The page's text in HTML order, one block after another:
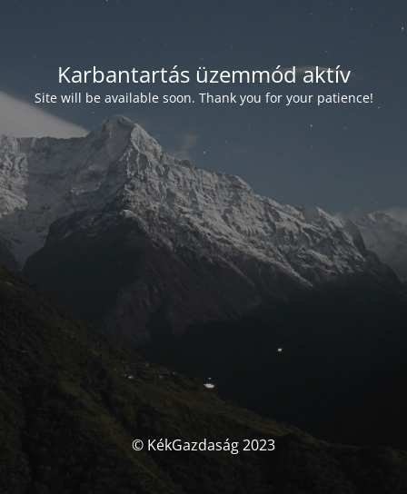
Karbantartás üzemmód aktív
Site will be available soon. Thank you for your patience!
© KékGazdaság 2023